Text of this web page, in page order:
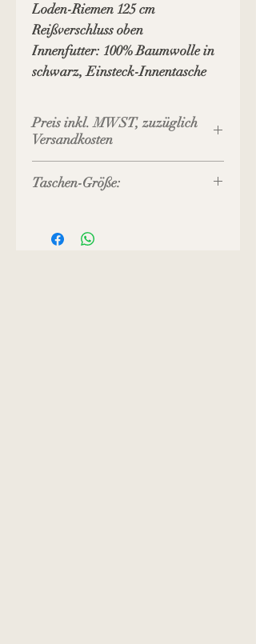
Loden-Riemen 125 cm
Reißverschluss oben
Innenfutter: 100% Baumwolle in
schwarz, Einsteck-Innentasche
Preis inkl. MWST, zuzüglich
Versandkosten
Taschen-Größe:
Höhe: 17 cm